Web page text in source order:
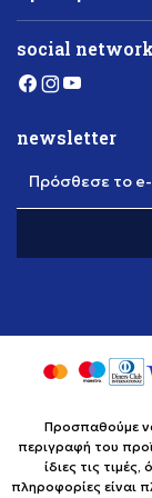
social
newsletter
Πρόσθεσε το
Προσπαθούμε
περιγραφή του
ίδιες τις
πληροφορίες είναι